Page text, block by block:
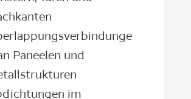
Paneelen und
im